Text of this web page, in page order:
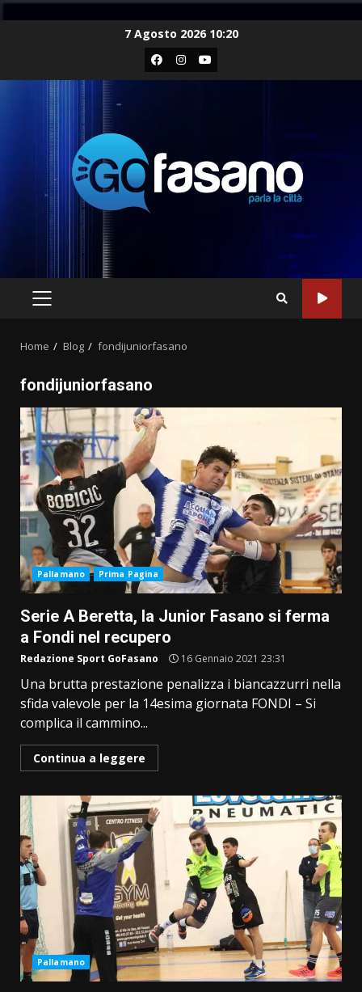
7 Agosto 2026 10:20
Facebook
Instagram
Youtube
PRIMARY
Home Blog fondijuniorfasano
fondijuniorfasano
Pallamano Prima Pagina
Serie A Beretta, la Junior Fasano si ferma
a Fondi nel recupero
Redazione Sport GoFasano 16 Gennaio 2021 23:31
Una brutta prestazione penalizza i biancazzurri nella
sfida valevole per la 14esima giornata FONDI – Si
complica il cammino...
Continua a leggere
Pallamano